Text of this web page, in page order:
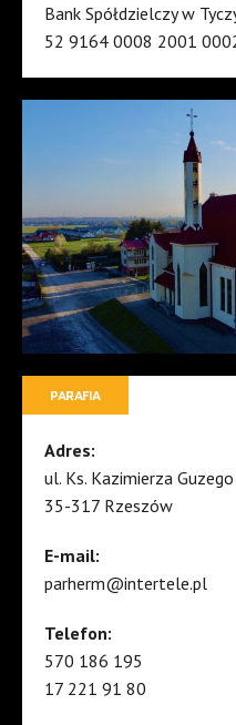
Bank Spółdzielczy w
52 9164 0008 2001
PARAFIA
Adres:
ul. Ks. Kazimierza
35-317 Rzeszów
E-mail:
parherm@intertele.pl
Telefon:
570 186 195
17 221 91 80